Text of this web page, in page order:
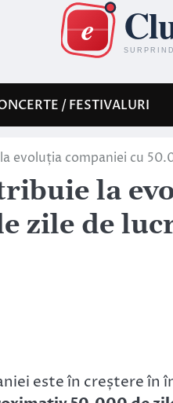
/ FESTIVALURI
evoluția companiei cu
la
zile de
este în creștere în